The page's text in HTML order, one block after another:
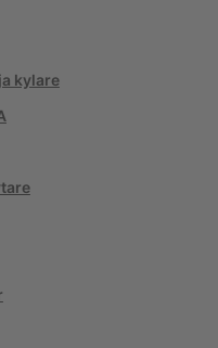
kylare